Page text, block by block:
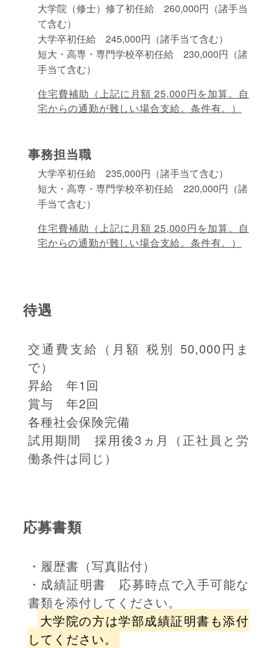
大学院（修士）修了初任給 260,000円（諸手当
て含む）
大学卒初任給 245,000円（諸手当て含む）
短大・高専・専門学校卒初任給 230,000円（諸
手当て含む）
住宅費補助（上記に月額 25,000円を加算。自
宅からの通勤が難しい場合支給。条件有。）
事務担当職
大学卒初任給 235,000円（諸手当て含む）
短大・高専・専門学校卒初任給 220,000円（諸
手当て含む）
住宅費補助（上記に月額 25,000円を加算。自
宅からの通勤が難しい場合支給。条件有。）
待遇
交通費支給（月額 税別 50,000円ま
で）
昇給 年1回
賞与 年2回
各種社会保険完備
試用期間 採用後3ヵ月（正社員と労
働条件は同じ）
応募書類
・履歴書（写真貼付）
・成績証明書 応募時点で入手可能な
書類を添付してください。
大学院の方は学部成績証明書も添付
してください。